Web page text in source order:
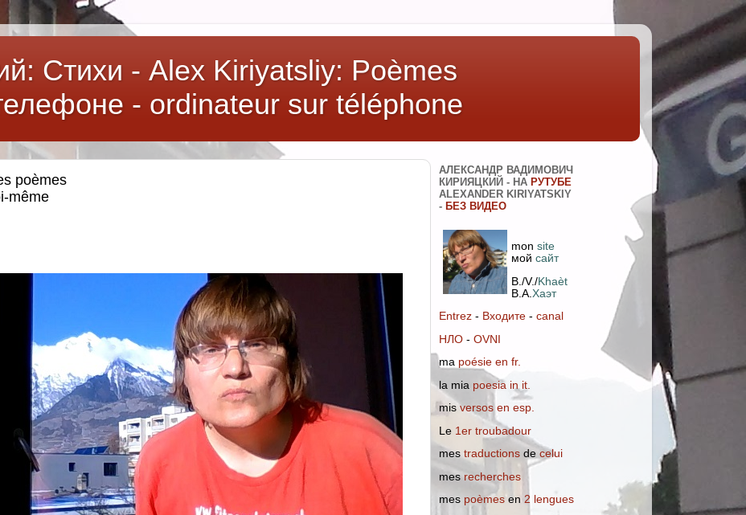
Стихи - Alex Kiriyatsliy: Poèmes
- ordinateur sur téléphone
poèmes
même
АЛЕКСАНДР ВАДИМОВИЧ
КИРИЯЦКИЙ - НА РУТУБЕ
ALEXANDER KIRIYATSKIY
- БЕЗ ВИДЕО
mon site
мoй сайт
B./V./Khaèt
В.А. Хаэт
Entrez - Входите - canal
НЛО - OVNI
ma poésie en fr.
la mia poesia in it.
mis versos en esp.
Le 1er troubadour
mes traductions de celui
mes recherches
mes poèmes en 2 lengues